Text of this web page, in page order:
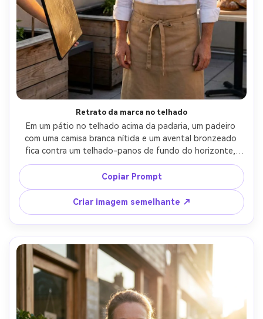
Retrato da marca no telhado
Em um pátio no telhado acima da padaria, um padeiro
com uma camisa branca nítida e um avental bronzeado
fica contra um telhado-panos de fundo do horizonte,
expressão confiante, cabelo tocado pelo vento,
refletores dourados para preenchimento quente, Canon
EOS R5 85mm f/1.4, vertical 4:5 meio corpo molduras,
visual editorial premium, pele realista e sombras naturais,
iluminação cinematográfica suave-AR 4:5
Copiar Prompt
Criar imagem semelhante ↗